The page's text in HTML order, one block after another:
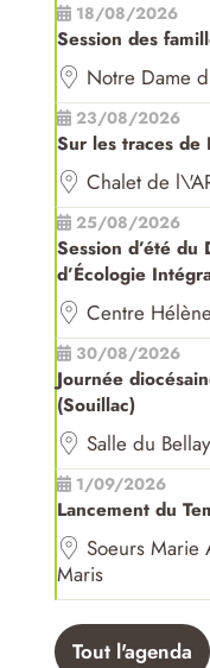
18/08/2026
Session des
Notre Dame
23/08/2026
Sur les traces de
Chalet de
25/08/2026
Session d’été
d’Écologie
Centre
30/08/2026
Journée
(Souillac)
Salle du Bellay
1/09/2026
Lancement du
Soeurs Marie
Maris
Tout l'agenda